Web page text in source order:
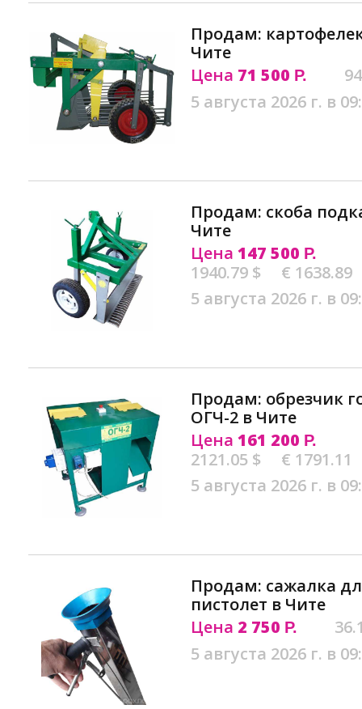
Продам:
Чите
Цена 71 500 Р.
5 августа 2026 г. в
Продам: скоба
Чите
Цена 147 500 Р.
1940.79 $
€ 1638.89
5 августа 2026 г. в
Продам: обрезчик
ОГЧ-2 в Чите
Цена 161 200 Р.
2121.05 $
€ 1791.11
5 августа 2026 г. в
Продам: сажалка
пистолет в Чите
Цена 2 750 Р.
5 августа 2026 г. в